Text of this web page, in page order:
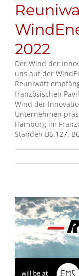
2022
Der Wind der
uns auf der
Reuniwatt
französischen
Wind der
Unternehmen
Hamburg im
Ständen B6.127,